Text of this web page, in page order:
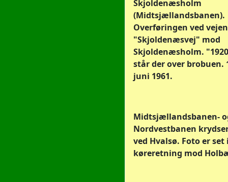
Skjoldenæsholm
(Midtsjællandsbanen).
Overføringen ved vejen
"Skjoldenæsvej" mod
Skjoldenæsholm.
står der over brobuen.
juni 1961.
Midtsjællandsbanen-
Nordvestbanen
ved Hvalsø. Foto er set
køreretning mod